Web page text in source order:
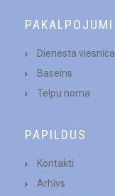
PAKALPOJUMI
Dienesta viesnīca
Baseins
Telpu noma
PAPILDUS
Kontakti
Arhīvs